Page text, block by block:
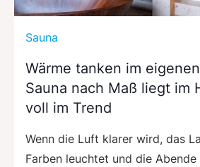
Sauna
Wärme tanken im
Sauna nach Maß liegt im
voll im Trend
Wenn die Luft klarer wird, das
Farben leuchtet und die